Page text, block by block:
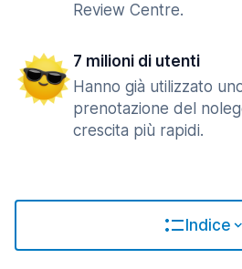
Review Centre.
7 milioni di utenti
Hanno già utilizzato
prenotazione del
crescita più rapidi.
Indice